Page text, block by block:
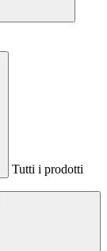
Tutti i prodotti